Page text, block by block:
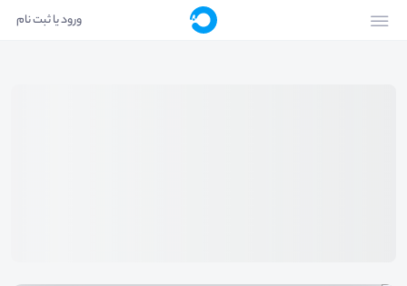
ورود یا ثبت نام